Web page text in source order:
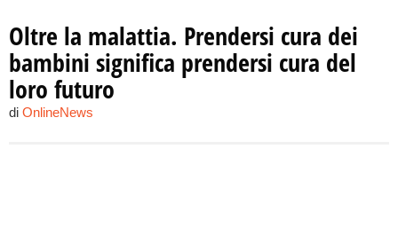
Oltre la malattia. Prendersi cura dei
bambini significa prendersi cura del
loro futuro
di OnlineNews